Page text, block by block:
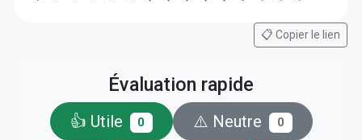
📋 Copier le lien
Évaluation rapide
👍 Utile 0 ⚠️ Neutre 0